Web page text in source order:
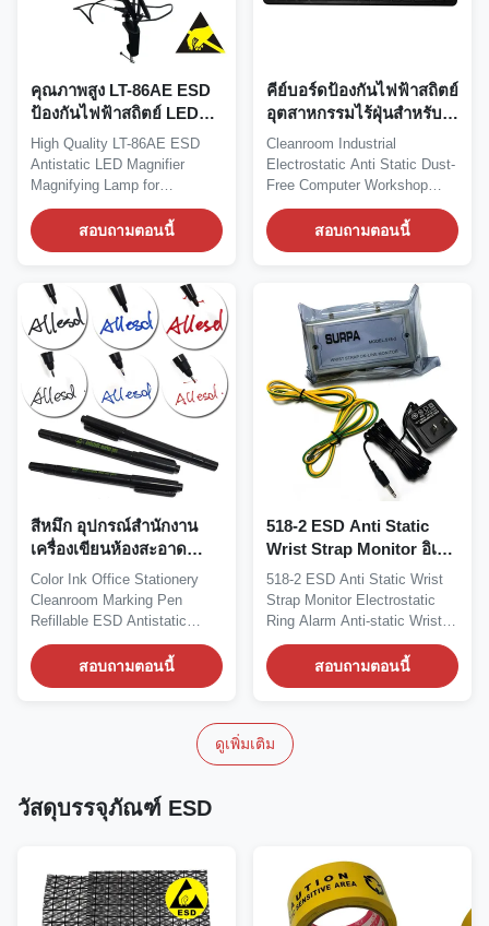
คุณภาพสูง LT-86AE ESD
ป้องกันไฟฟ้าสถิตย์ LED
แว่นขยายขยายโคมไฟ
สำหรับอุตสาหกรรม
อิเล็กทรอนิกส์
High Quality LT-86AE ESD
Antistatic LED Magnifier
Magnifying Lamp for
Electronic Industry...
สอบถามตอนนี้
คีย์บอร์ดป้องกันไฟฟ้าสถิตย์
อุตสาหกรรมไร้ฝุ่นสำหรับ
คลีนรูม
Cleanroom Industrial
Electrostatic Anti Static Dust-
Free Computer Workshop
Wired Keyboard...
สอบถามตอนนี้
สีหมึก อุปกรณ์สํานักงาน
เครื่องเขียนห้องสะอาด
ปากกาเครื่องหมาย ESD ที่
สามารถเติมใหม่ได้
Color Ink Office Stationery
Cleanroom Marking Pen
Refillable ESD Antistatic
Marker Pen...
สอบถามตอนนี้
518-2 ESD Anti Static
Wrist Strap Monitor อิเล็ก
ทรอสตาติก ริง อลาร์ม แอน
ติสตาติก แอนติสตาติก
แอนติสตาติก แอนติสตาติก
แอนติสตาติก แอนติสตาติก
แอนติสตาติก แอนติสตาติก
แอนติสตาติก แอนติสตาติก
แอนติสตาติก แอนติสตาติก
แอนติสตาติก แอนติสตาติก
แอนติสตาติก แอนติสตาติก
แอนติสตาติก แอนติสตาติก
แอนติสตาติก แอนติก
518-2 ESD Anti Static Wrist
Strap Monitor Electrostatic
Ring Alarm Anti-static Wrist
Strap Tester...
สอบถามตอนนี้
ดูเพิ่มเติม
วัสดุบรรจุภัณฑ์ ESD